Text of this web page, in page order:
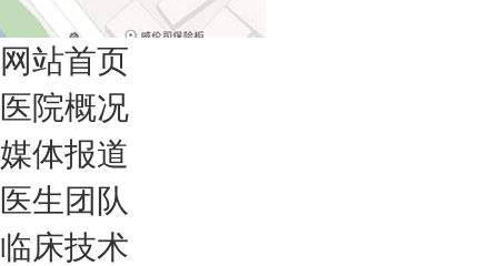
网站首页
医院概况
媒体报道
医生团队
临床技术